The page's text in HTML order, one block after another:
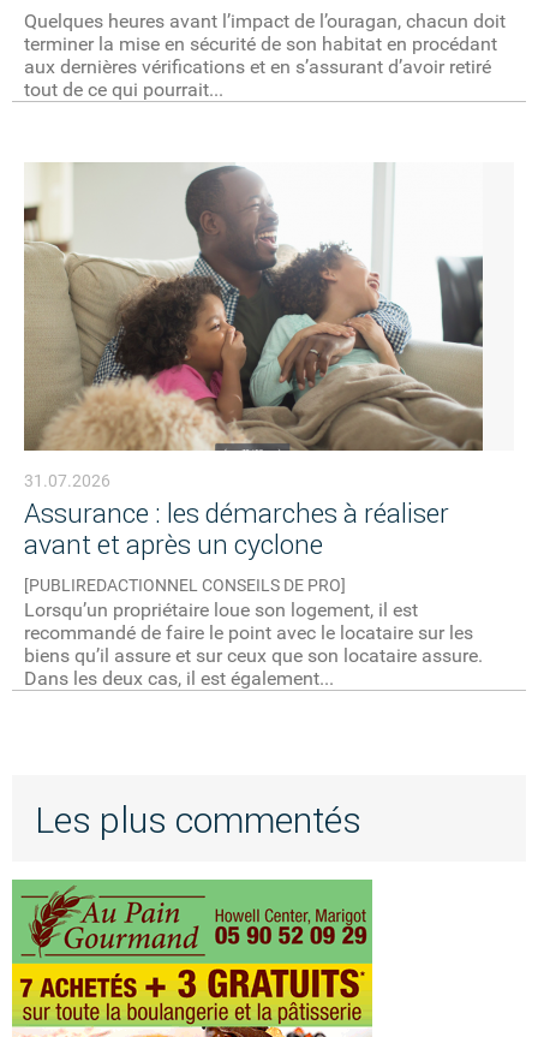
Quelques heures avant l’impact de l’ouragan, chacun doit
terminer la mise en sécurité de son habitat en procédant
aux dernières vérifications et en s’assurant d’avoir retiré
tout de ce qui pourrait...
31.07.2026
Assurance : les démarches à réaliser
avant et après un cyclone
[PUBLIREDACTIONNEL CONSEILS DE PRO]
Lorsqu’un propriétaire loue son logement, il est
recommandé de faire le point avec le locataire sur les
biens qu’il assure et sur ceux que son locataire assure.
Dans les deux cas, il est également...
Les plus commentés